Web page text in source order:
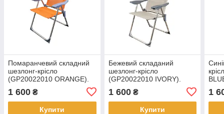
Помаранчевий складний
шезлонг-крісло
(GP20022010 ORANGE).
Допустиме навантаження:
110 кг.
1 600 ₴
Купити
Бежевий складаний
шезлонг-крісло
(GP20022010 IVORY).
Допустиме навантаження:
110 кг.
1 600₴
Купити
1